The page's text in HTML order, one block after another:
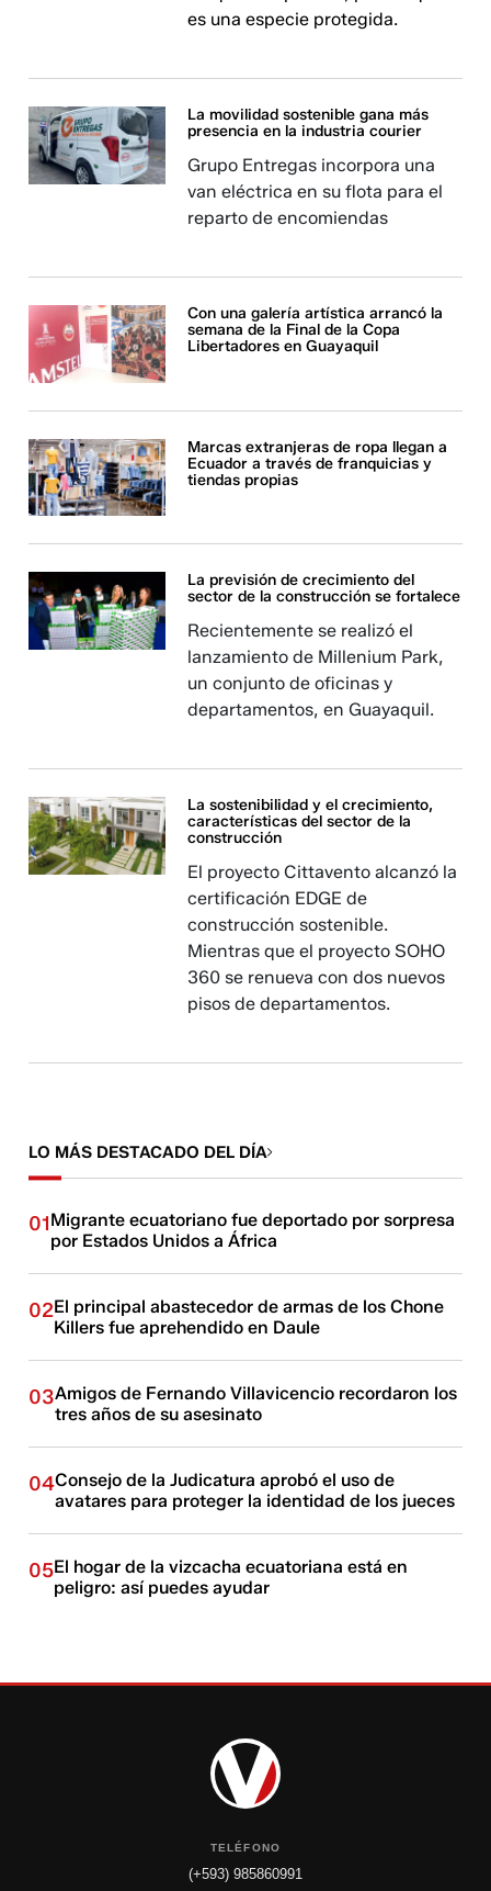
es una especie protegida.
La movilidad sostenible gana más
presencia en la industria courier
Grupo Entregas incorpora una
van eléctrica en su flota para el
reparto de encomiendas
Con una galería artística arrancó la
semana de la Final de la Copa
Libertadores en Guayaquil
Marcas extranjeras de ropa llegan a
Ecuador a través de franquicias y
tiendas propias
La previsión de crecimiento del
sector de la construcción se fortalece
Recientemente se realizó el
lanzamiento de Millenium Park,
un conjunto de oficinas y
departamentos, en Guayaquil.
La sostenibilidad y el crecimiento,
características del sector de la
construcción
El proyecto Cittavento alcanzó la
certificación EDGE de
construcción sostenible.
Mientras que el proyecto SOHO
360 se renueva con dos nuevos
pisos de departamentos.
LO MÁS DESTACADO DEL DÍA
01Migrante ecuatoriano fue deportado por sorpresa
por Estados Unidos a África
02El principal abastecedor de armas de los Chone
Killers fue aprehendido en Daule
03Amigos de Fernando Villavicencio recordaron los
tres años de su asesinato
04Consejo de la Judicatura aprobó el uso de
avatares para proteger la identidad de los jueces
05El hogar de la vizcacha ecuatoriana está en
peligro: así puedes ayudar
TELÉFONO
(+593) 985860991